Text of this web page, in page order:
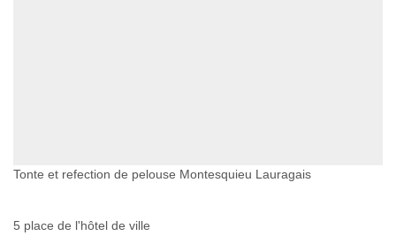
Tonte et refection de pelouse Montesquieu Lauragais
5 place de l'hôtel de ville